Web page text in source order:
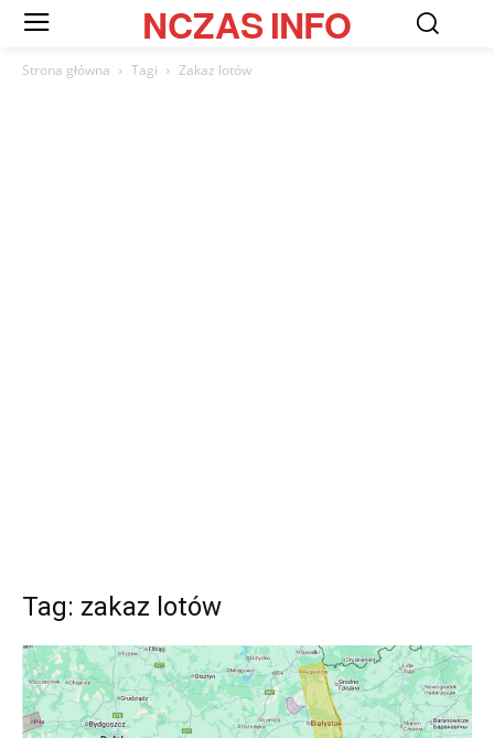
NCZASINFO
Strona główna Tagi Zakaz lotów
Tag: zakaz lotów